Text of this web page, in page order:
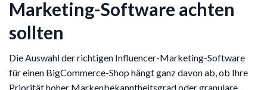
Marketing-Software achten
sollten
Die Auswahl der richtigen Influencer-Marketing-Software
für einen BigCommerce-Shop hängt ganz davon ab, ob Ihre
Priorität hoher Markenbekanntheitsgrad oder granulare,